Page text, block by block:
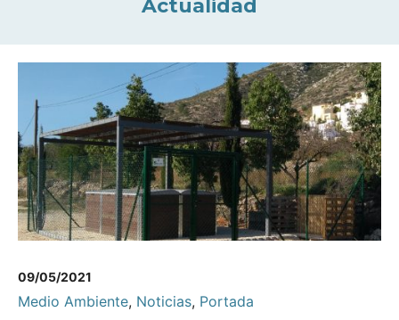
Actualidad
09/05/2021
Medio Ambiente, Noticias, Portada